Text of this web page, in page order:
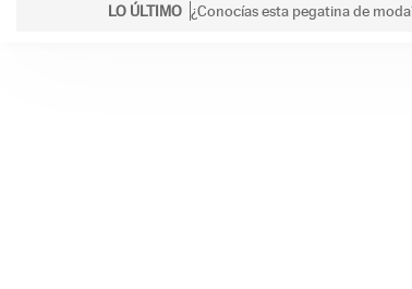
LO ÚLTIMO ¿Conocías esta pegatina de